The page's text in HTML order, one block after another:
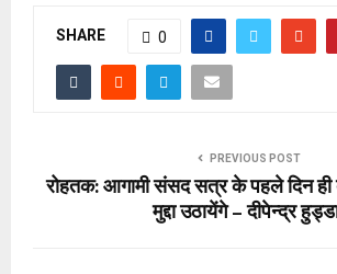
SHARE 0
PREVIOUS POST
रोहतक: आगामी संसद सत्र के पहले दिन ही
मुद्दा उठायेंगे – दीपेन्द्र